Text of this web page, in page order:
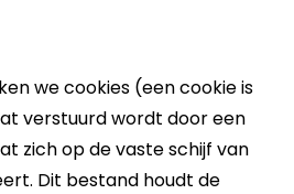
we cookies (een cookie is
verstuurd wordt door een
zich op de vaste schijf van
Dit bestand houdt de